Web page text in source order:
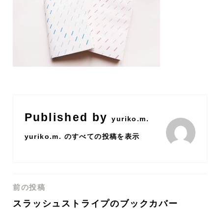
Published byyuriko.m.
yuriko.m. のすべての投稿を表示
投
前の投稿
スラッシュストライプのブックカバー